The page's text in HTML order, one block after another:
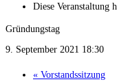
Diese Veranstaltung
Gründungstag
9. September 2021 18:30
« Vorstandssitzung